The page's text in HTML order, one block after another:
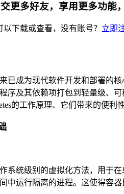
更多好友，享用更多功能
以下载或查看，没有账号？ 立即
已成为现代软件开发和部署的
序及其依赖项打包到轻量级、
的工作原理、它们带来的便利
系统级别的虚拟化方法，用于
中运行隔离的进程。这使得容